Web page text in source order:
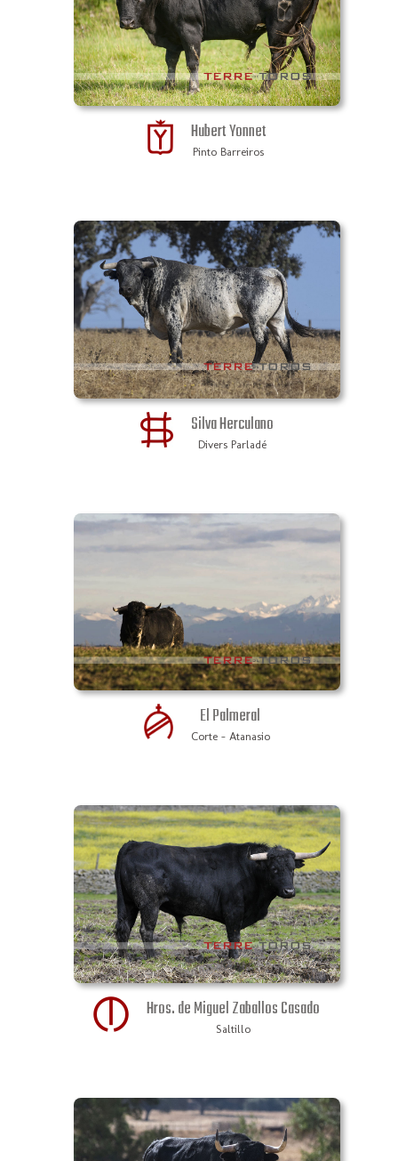
Hubert Yonnet
Pinto Barreiros
Silva Herculano
Divers Parladé
El Palmeral
Corte - Atanasio
Hros. de Miguel Zaballos Casado
Saltillo